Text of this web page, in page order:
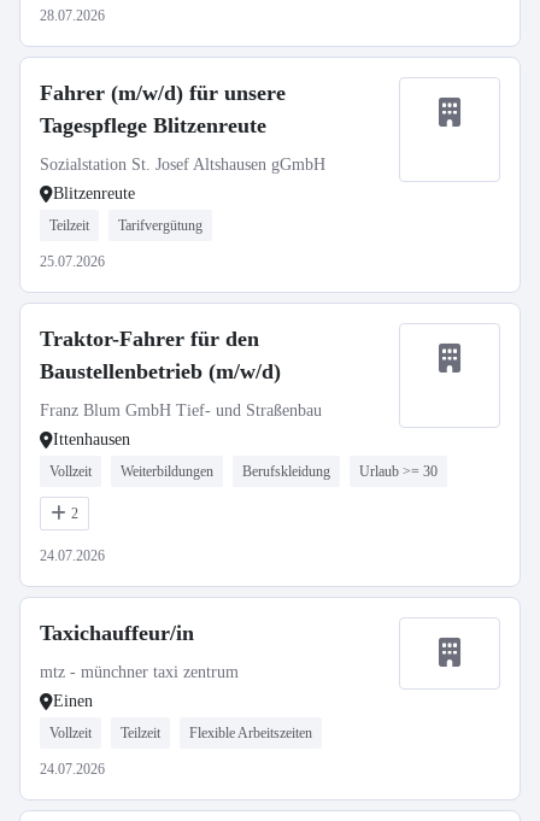
28.07.2026
Fahrer (m/w/d) für unsere
Tagespflege Blitzenreute
Sozialstation St. Josef Altshausen gGmbH
Blitzenreute
Teilzeit Tarifvergütung
25.07.2026
Traktor-Fahrer für den
Baustellenbetrieb (m/w/d)
Franz Blum GmbH Tief- und Straßenbau
Ittenhausen
Vollzeit Weiterbildungen Berufskleidung Urlaub >= 30
2
24.07.2026
Taxichauffeur/in
mtz - münchner taxi zentrum
Einen
Vollzeit Teilzeit Flexible Arbeitszeiten
24.07.2026